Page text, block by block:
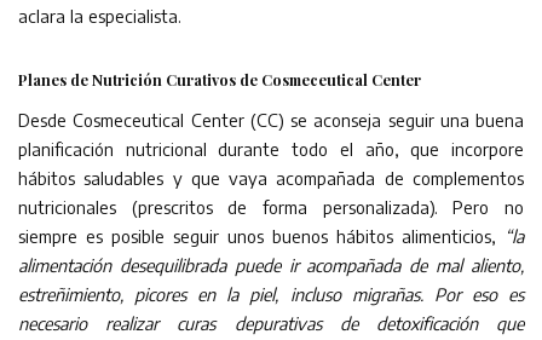
aclara la especialista.
Planes de Nutrición Curativos de Cosmeceutical Center
Desde Cosmeceutical Center (CC) se aconseja seguir una buena
planificación nutricional durante todo el año, que incorpore
hábitos saludables y que vaya acompañada de complementos
nutricionales (prescritos de forma personalizada). Pero no
siempre es posible seguir unos buenos hábitos alimenticios,
“la
alimentación desequilibrada puede ir acompañada de mal aliento,
estreñimiento, picores en la piel, incluso migrañas. Por eso es
necesario realizar curas depurativas de detoxificación que